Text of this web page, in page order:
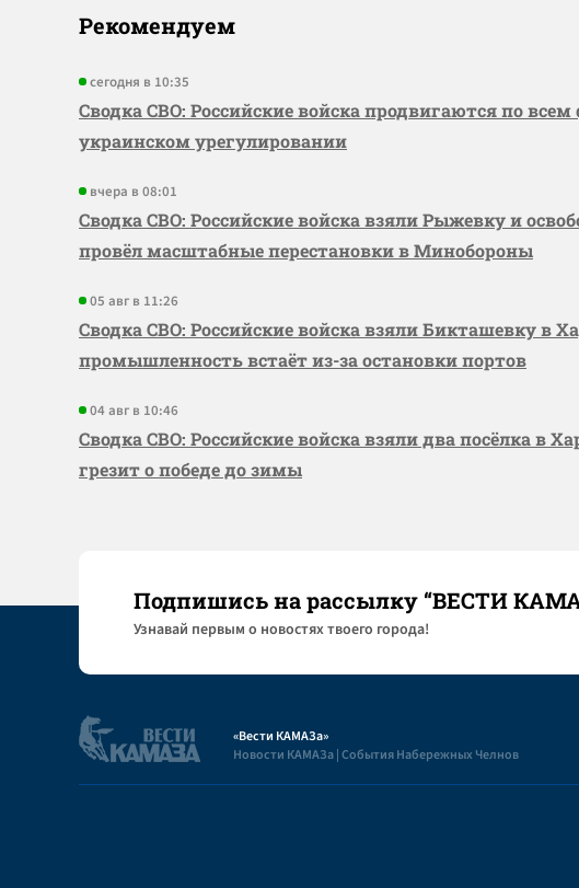
Рекомендуем
сегодня в 10:35
Сводка СВО: Российские войска продвигаются по
украинском урегулировании
вчера в 08:01
Сводка СВО: Российские войска взяли Рыжевку и
провёл масштабные перестановки в Минобороны
05 авг в 11:26
Сводка СВО: Российские войска взяли Бикташевку в
промышленность встаёт из-за остановки портов
04 авг в 10:46
Сводка СВО: Российские войска взяли два посёлка в
грезит о победе до зимы
Подпишись на рассылку “ВЕСТИ
Узнaвай первым о новостях твоего города!
«Вести КАМАЗа»
Новости КАМАЗа | События Набережных Челнов